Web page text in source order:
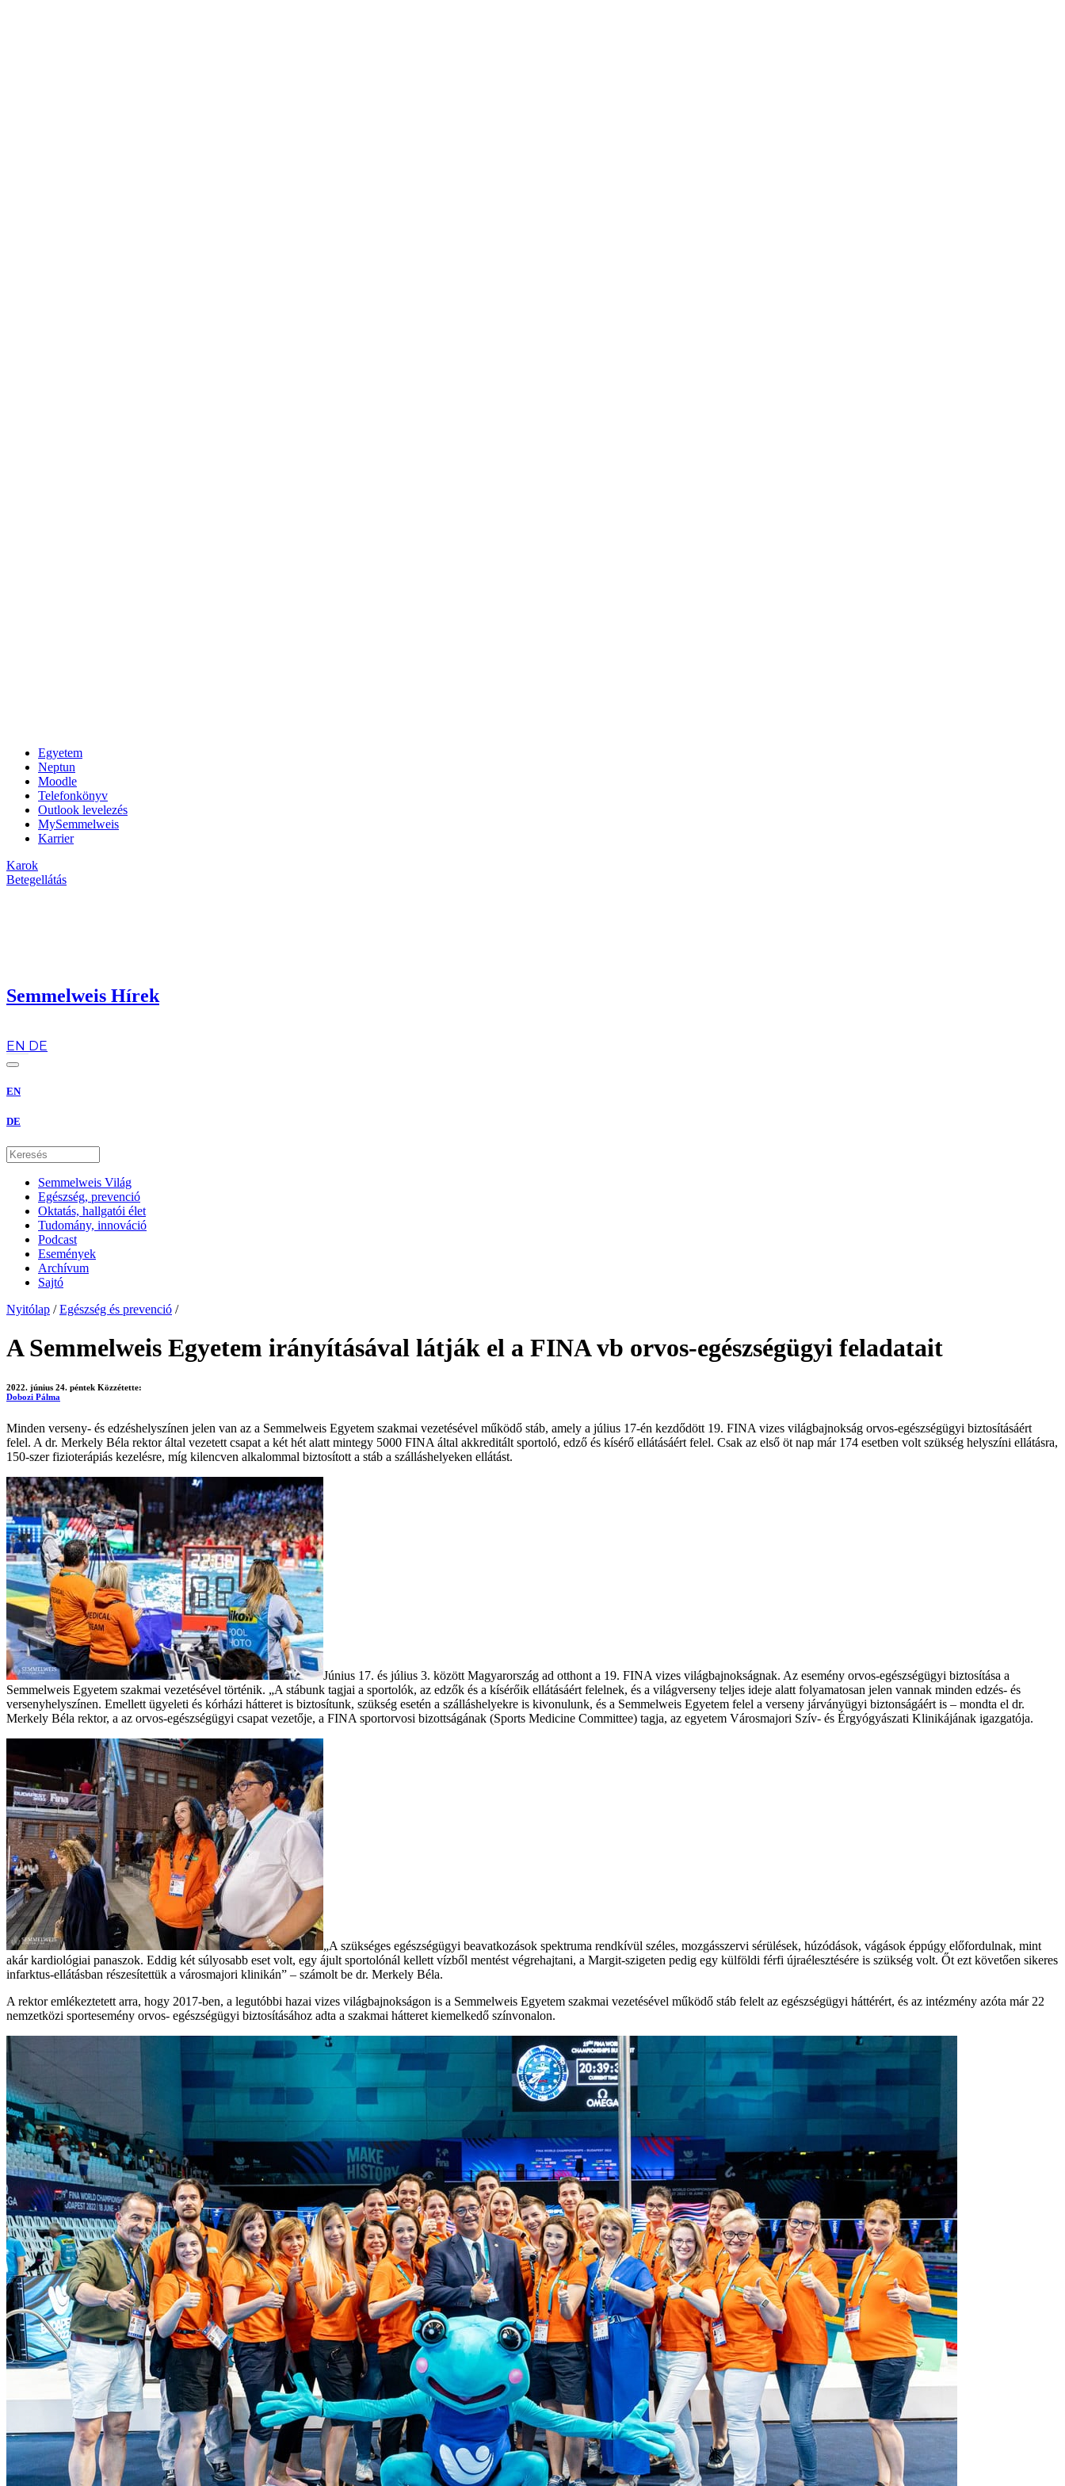
Egyetem
Neptun
Moodle
Telefonkönyv
Outlook levelezés
MySemmelweis
Karrier
Karok
Betegellátás
Semmelweis Hírek
EN DE
EN
DE
Semmelweis Világ
Egészség, prevenció
Oktatás, hallgatói élet
Tudomány, innováció
Podcast
Események
Archívum
Sajtó
Nyitólap / Egészség és prevenció /
A Semmelweis Egyetem irányításával látják el a FINA vb orvos-egészségügyi feladatait
2022. június 24. péntek Közzétette:
Dobozi Pálma
Minden verseny- és edzéshelyszínen jelen van az a Semmelweis Egyetem szakmai vezetésével működő stáb, amely a július 17-én kezdődött 19. FINA vizes világbajnokság orvos-egészségügyi biztosításáért
felel. A dr. Merkely Béla rektor által vezetett csapat a két hét alatt mintegy 5000 FINA által akkreditált sportoló, edző és kísérő ellátásáért felel. Csak az első öt nap már 174 esetben volt szükség helyszíni ellátásra,
150-szer fizioterápiás kezelésre, míg kilencven alkalommal biztosított a stáb a szálláshelyeken ellátást.
Június 17. és július 3. között Magyarország ad otthont a 19. FINA vizes világbajnokságnak. Az esemény orvos-egészségügyi biztosítása a
Semmelweis Egyetem szakmai vezetésével történik. „A stábunk tagjai a sportolók, az edzők és a kísérőik ellátásáért felelnek, és a világverseny teljes ideje alatt folyamatosan jelen vannak minden edzés- és
versenyhelyszínen. Emellett ügyeleti és kórházi hátteret is biztosítunk, szükség esetén a szálláshelyekre is kivonulunk, és a Semmelweis Egyetem felel a verseny járványügyi biztonságáért is – mondta el dr.
Merkely Béla rektor, a az orvos-egészségügyi csapat vezetője, a FINA sportorvosi bizottságának (Sports Medicine Committee) tagja, az egyetem Városmajori Szív- és Érgyógyászati Klinikájának igazgatója.
„A szükséges egészségügyi beavatkozások spektruma rendkívül széles, mozgásszervi sérülések, húzódások, vágások éppúgy előfordulnak, mint
akár kardiológiai panaszok. Eddig két súlyosabb eset volt, egy ájult sportolónál kellett vízből mentést végrehajtani, a Margit-szigeten pedig egy külföldi férfi újraélesztésére is szükség volt. Őt ezt követően sikeres
infarktus-ellátásban részesítettük a városmajori klinikán” – számolt be dr. Merkely Béla.
A rektor emlékeztetett arra, hogy 2017-ben, a legutóbbi hazai vizes világbajnokságon is a Semmelweis Egyetem szakmai vezetésével működő stáb felelt az egészségügyi háttérért, és az intézmény azóta már 22
nemzetközi sportesemény orvos- egészségügyi biztosításához adta a szakmai hátteret kiemelkedő színvonalon.